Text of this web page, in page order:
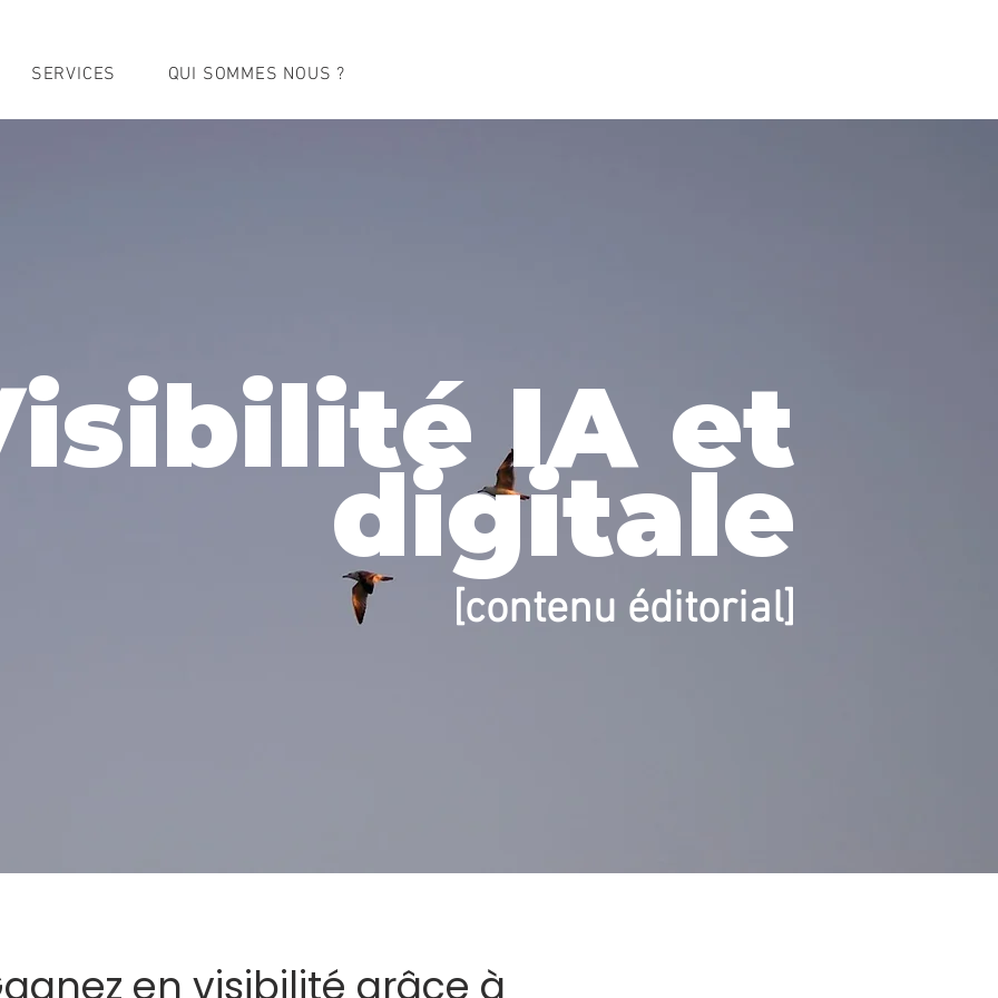
SERVICES QUI SOMMES NOUS ?
IA et
digitale
[contenu éditorial]
en visibilité grâce à